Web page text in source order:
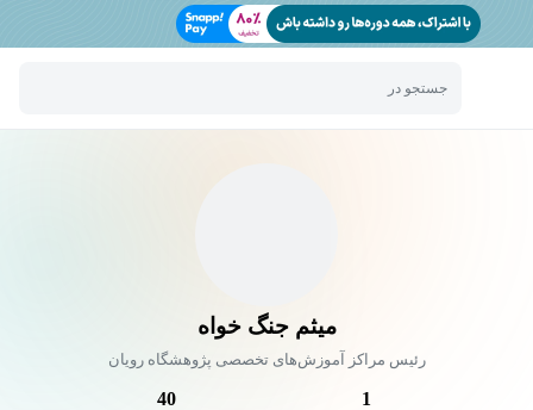
جستجو در
میثم جنگ خواه
رئیس مراکز آموزش‌های تخصصی پژوهشگاه رویان
1
40